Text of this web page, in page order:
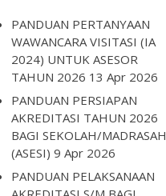
PANDUAN PERTANYAAN
WAWANCARA VISITASI (IA
2024) UNTUK ASESOR
TAHUN 2026 13 Apr 2026
PANDUAN PERSIAPAN
AKREDITASI TAHUN 2026
BAGI SEKOLAH/MADRASAH
(ASESI) 9 Apr 2026
PANDUAN PELAKSANAAN